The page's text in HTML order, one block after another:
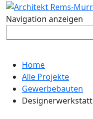
Navigation anzeigen
Home
Alle Projekte
Gewerbebauten
Designerwerkstatt